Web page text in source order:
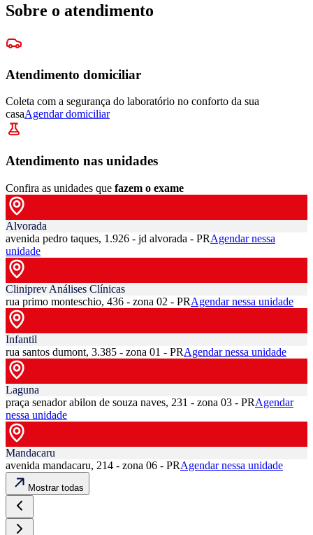
Sobre o atendimento
Atendimento domiciliar
Coleta com a segurança do laboratório no conforto da sua
casaAgendar domiciliar
Atendimento nas unidades
Confira as unidades que fazem o exame
Alvorada
avenida pedro taques, 1.926 - jd alvorada - PRAgendar nessa
unidade
Cliniprev Análises Clínicas
rua primo monteschio, 436 - zona 02 - PRAgendar nessa unidade
Infantil
rua santos dumont, 3.385 - zona 01 - PRAgendar nessa unidade
Laguna
praça senador abilon de souza naves, 231 - zona 03 - PRAgendar
nessa unidade
Mandacaru
avenida mandacaru, 214 - zona 06 - PRAgendar nessa unidade
Mostrar todas